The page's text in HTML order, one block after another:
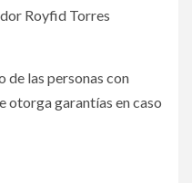
Royfid Torres
de las personas con
otorga garantías en caso